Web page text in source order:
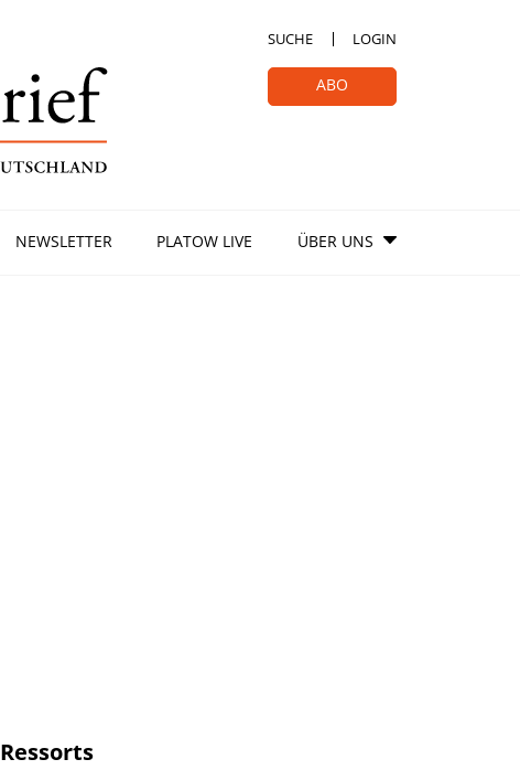
SUCHE LOGIN
ABO
NEWSLETTER PLATOW LIVE ÜBER UNS
Ressorts